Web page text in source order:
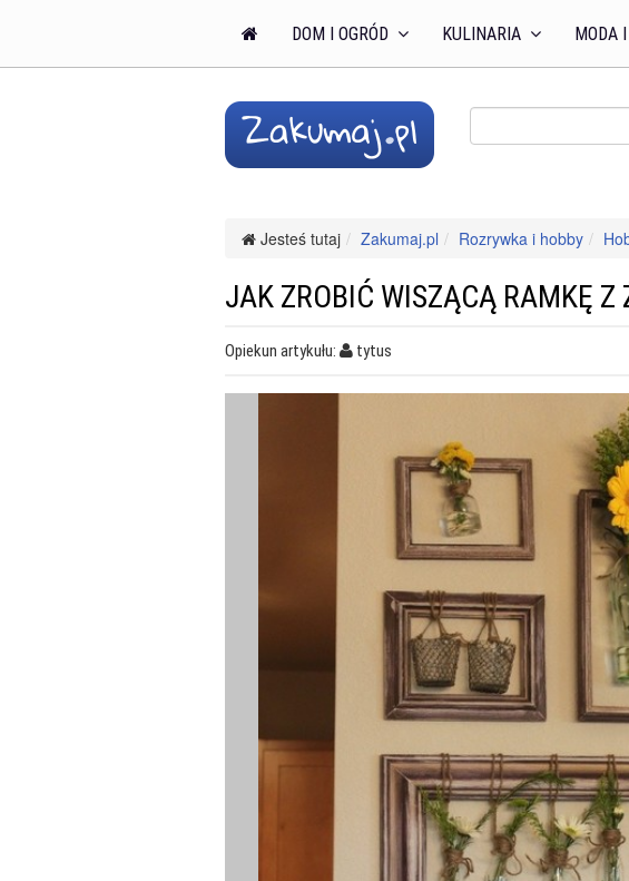
DOM I OGRÓD KULINARIA MODA
Jesteś tutaj Zakumaj.pl Rozrywka i hobby
JAK ZROBIĆ WISZĄCĄ RAMKĘ Z
Opiekun artykułu: tytus